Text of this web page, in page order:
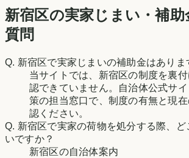
新宿区の実家じまい・補
質問
Q. 新宿区で実家じまいの補助金はありま
当サイトでは、新宿区の制度を裏
認できていません。自治体公式サ
策の担当窓口で、制度の有無と現
認ください。
Q. 新宿区で実家の荷物を処分する際、ど
いですか？
新宿区の自治体案内